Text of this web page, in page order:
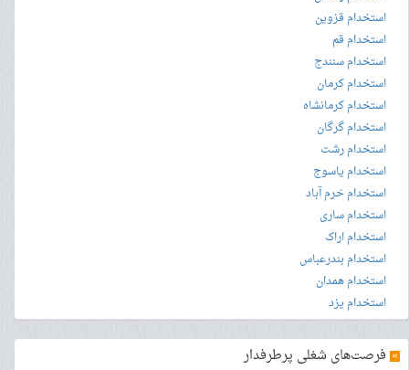
استخدام قزوین
استخدام قم
استخدام سنندج
استخدام کرمان
استخدام کرمانشاه
استخدام گرگان
استخدام رشت
استخدام یاسوج
استخدام خرم آباد
استخدام ساری
استخدام اراک
استخدام بندرعباس
استخدام همدان
استخدام یزد
» فرصت‌های شغلی پرطرفدار